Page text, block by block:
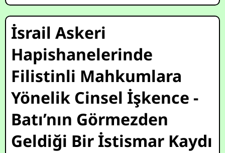
İsrail Askeri
Hapishanelerinde
Filistinli Mahkumlara
Yönelik Cinsel İşkence -
Batı’nın Görmezden
Geldiği Bir İstismar Kaydı